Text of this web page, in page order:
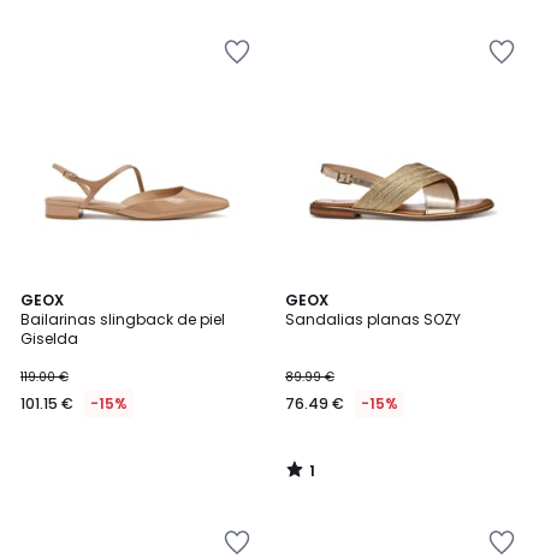
GEOX
Bailarinas slingback de piel
Giselda
119.00 €
101.15 € -15%
GEOX
Sandalias planas SOZY
89.99 €
76.49 € -15%
1
/
1
/